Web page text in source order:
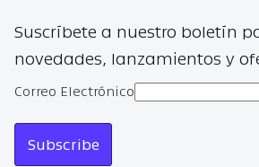
Suscríbete a nuestro boletín
novedades, lanzamientos y
Correo Electrónico